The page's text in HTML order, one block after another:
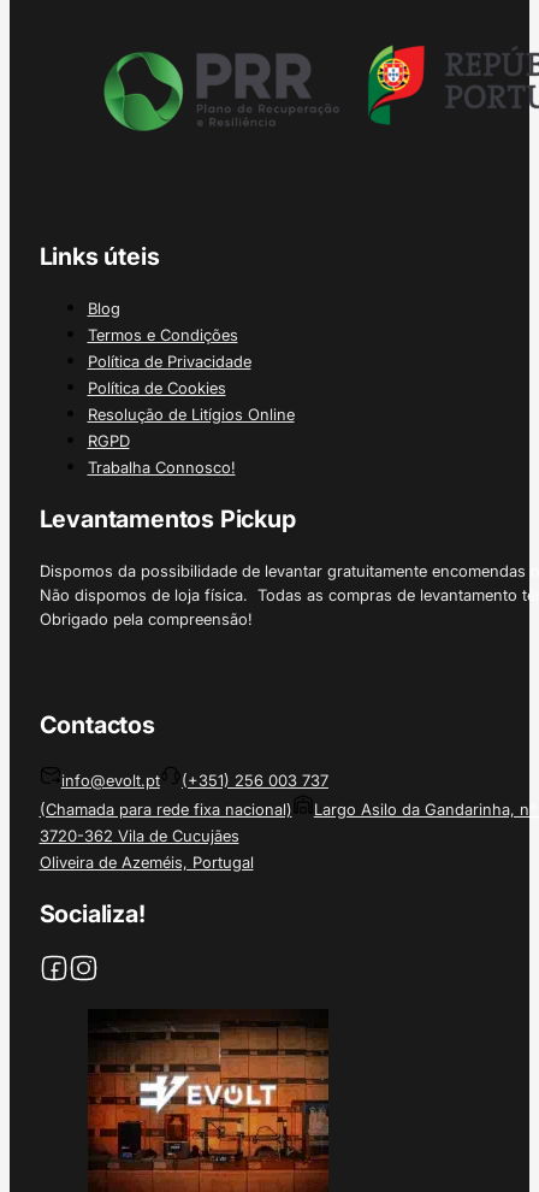
Links úteis
Blog
Termos e Condições
Política de Privacidade
Política de Cookies
Resolução de Litígios Online
RGPD
Trabalha Connosco!
Levantamentos Pickup
Dispomos da possibilidade de levantar gratuitamente
Não dispomos de loja física. Todas as compras de levantamento
Obrigado pela compreensão!
Contactos
info@evolt.pt
(+351) 256 003 737
(Chamada para rede fixa nacional)
Largo Asilo da Gandarinha, nº
3720-362 Vila de Cucujães
Oliveira de Azeméis, Portugal
Socializa!